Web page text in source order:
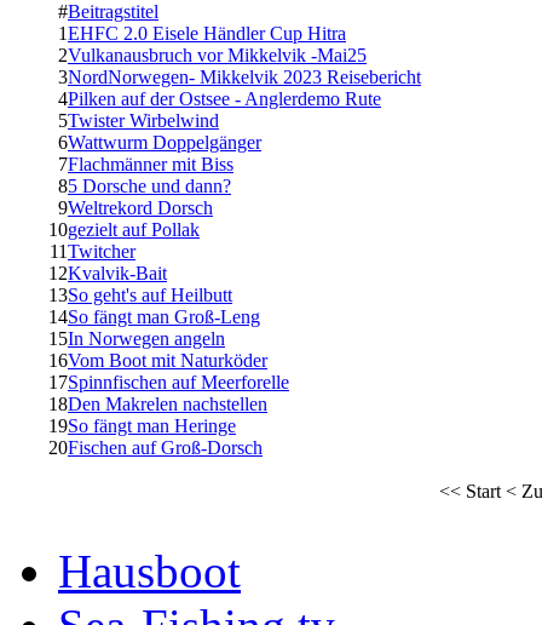
#Beitragstitel
1EHFC 2.0 Eisele Händler Cup Hitra
2Vulkanausbruch vor Mikkelvik -Mai25
3NordNorwegen- Mikkelvik 2023 Reisebericht
4Pilken auf der Ostsee - Anglerdemo Rute
5Twister Wirbelwind
6Wattwurm Doppelgänger
7Flachmänner mit Biss
85 Dorsche und dann?
9Weltrekord Dorsch
10gezielt auf Pollak
11Twitcher
12Kvalvik-Bait
13So geht's auf Heilbutt
14So fängt man Groß-Leng
15In Norwegen angeln
16Vom Boot mit Naturköder
17Spinnfischen auf Meerforelle
18Den Makrelen nachstellen
19So fängt man Heringe
20Fischen auf Groß-Dorsch
<< Start<
Hausboot